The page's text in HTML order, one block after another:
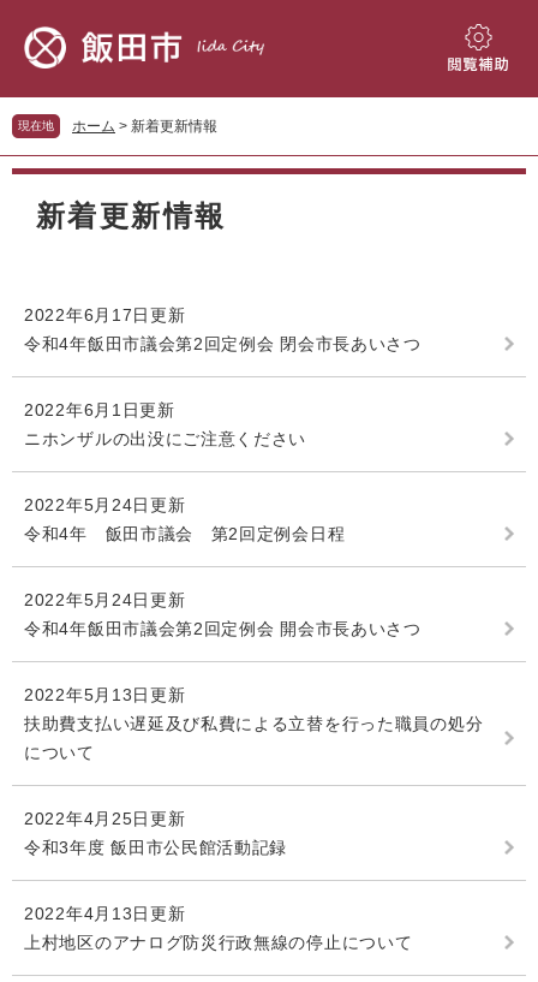
先
頭
を
飛
閲
現在地 ホーム > 新着更新情報
本
新着更新情報
2022年6月17日更新
令和4年飯田市議会第2回定例会 閉会市長あいさつ
2022年6月1日更新
ニホンザルの出没にご注意ください
2022年5月24日更新
令和4年 飯田市議会 第2回定例会日程
2022年5月24日更新
令和4年飯田市議会第2回定例会 開会市長あいさつ
2022年5月13日更新
扶助費支払い遅延及び私費による立替を行った職員の処分
について
2022年4月25日更新
令和3年度 飯田市公民館活動記録
2022年4月13日更新
上村地区のアナログ防災行政無線の停止について